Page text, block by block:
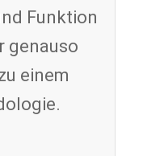
Funktion
genauso
einem